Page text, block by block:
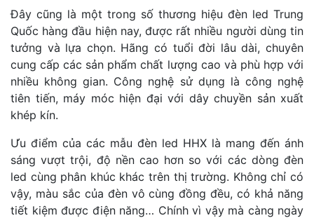
Đây cũng là một trong số thương hiệu đèn led Trung
Quốc hàng đầu hiện nay, được rất nhiều người dùng tin
tưởng và lựa chọn. Hãng có tuổi đời lâu dài, chuyên
cung cấp các sản phẩm chất lượng cao và phù hợp với
nhiều không gian. Công nghệ sử dụng là công nghệ
tiên tiến, máy móc hiện đại với dây chuyền sản xuất
khép kín.
Ưu điểm của các mẫu đèn led HHX là mang đến ánh
sáng vượt trội, độ nền cao hơn so với các dòng đèn
led cùng phân khúc khác trên thị trường. Không chỉ có
vậy, màu sắc của đèn vô cùng đồng đều, có khả năng
tiết kiệm được điện năng… Chính vì vậy mà càng ngày